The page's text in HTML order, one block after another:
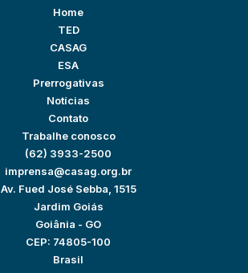
Home
TED
CASAG
ESA
Prerrogativas
Notícias
Contato
Trabalhe conosco
(62) 3933-2500
imprensa@casag.org.br
Av. Fued José Sebba, 1515
Jardim Goiás
Goiânia - GO
CEP: 74805-100
Brasil